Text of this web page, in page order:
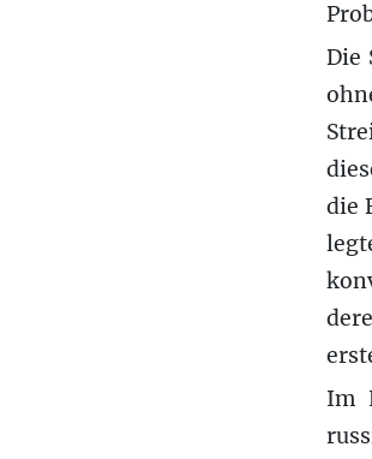
Die
die
Im